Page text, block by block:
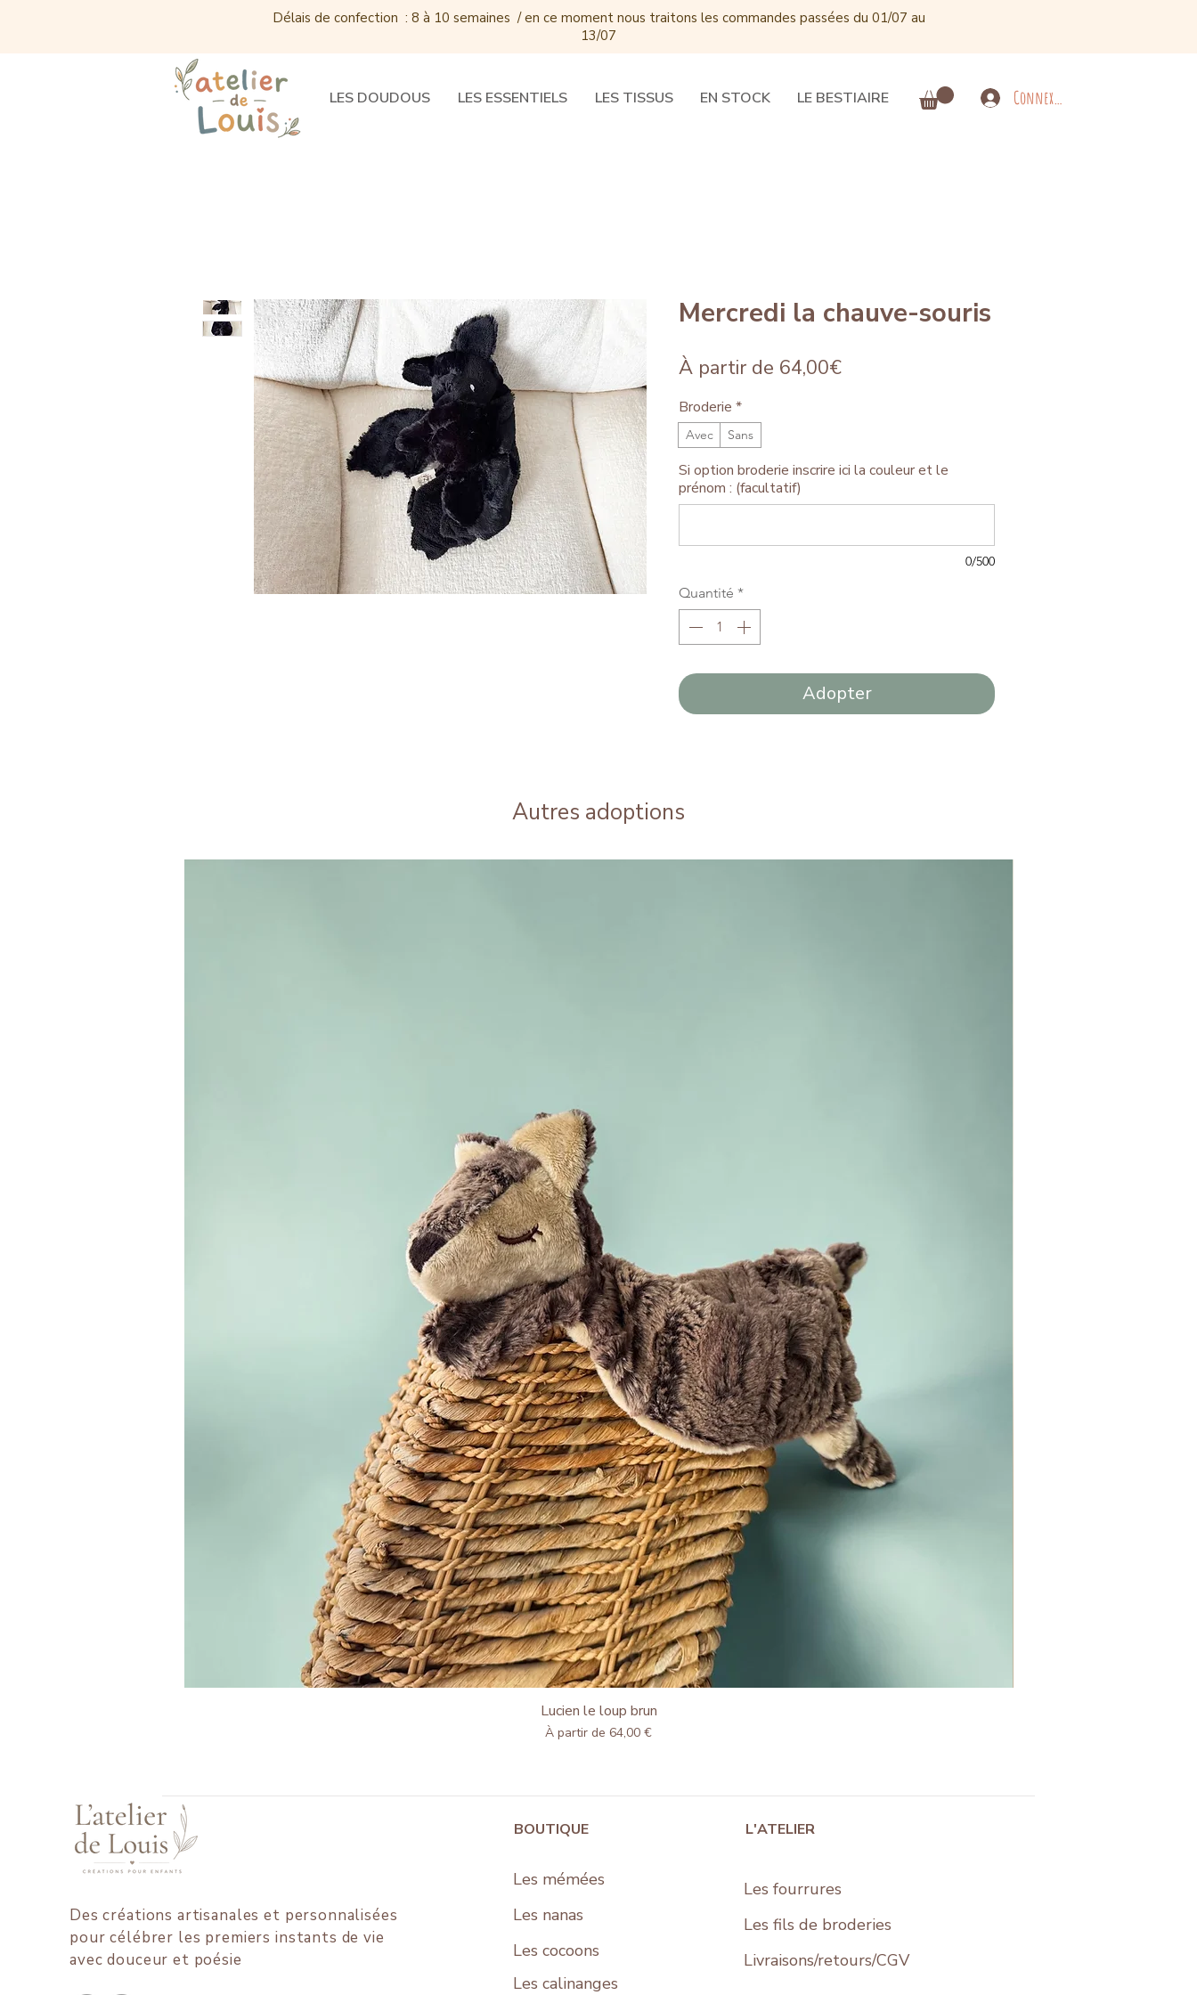
Délais de confection : 8 à 10 semaines / en ce moment nous traitons les commandes passées du 01/07 au
13/07
LES DOUDOUS LES ESSENTIELS LES TISSUS EN STOCK LE BESTIAIRE Connexion
Mercredi la chauve-souris
À partir de 64,00€Prix
Broderie *
Avec Sans
Si option broderie inscrire ici la couleur et le
prénom : (facultatif)
0/500
Quantité *
Adopter
Autres adoptions
Aperçu rapide
Lucien le loup brun
À partir de 64,00 €
Prix promotionnel
Des créations artisanales et personnalisées
pour célébrer les premiers instants de vie
avec douceur et poésie
BOUTIQUE
Les mémées
Les nanas
Les cocoons
Les calinanges
L'ATELIER
Les fourrures
Les fils de broderies
Livraisons/retours/CGV